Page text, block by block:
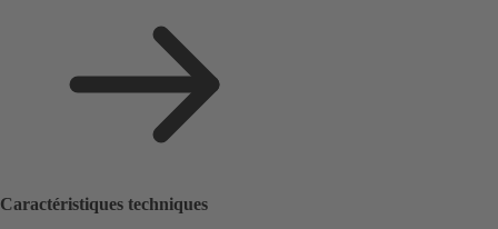
Caractéristiques techniques